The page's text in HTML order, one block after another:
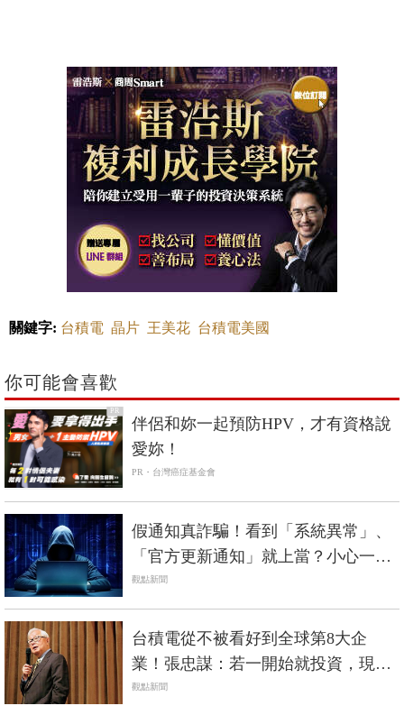
關鍵字: 台積電 晶片 王美花 台積電美國
你可能會喜歡
PR
伴侶和妳一起預防HPV，才有資格說
愛妳！
PR・台灣癌症基金會
假通知真詐騙！看到「系統異常」、
「官方更新通知」就上當？小心一封
信就能掏空帳戶！
觀點新聞
台積電從不被看好到全球第8大企
業！張忠謀：若一開始就投資，現在
報酬1000倍
觀點新聞